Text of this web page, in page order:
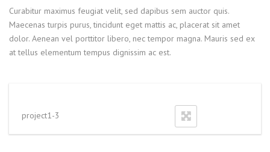
Curabitur maximus feugiat velit, sed dapibus sem auctor quis.
Maecenas turpis purus, tincidunt eget mattis ac, placerat sit amet
dolor. Aenean vel porttitor libero, nec tempor magna. Mauris sed ex
at tellus elementum tempus dignissim ac est.
project1-3